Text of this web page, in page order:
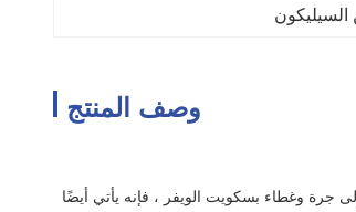
وصف المنتج
جرة وغطاء بسكويت الويفر ، فإنه يأتي أيضًا